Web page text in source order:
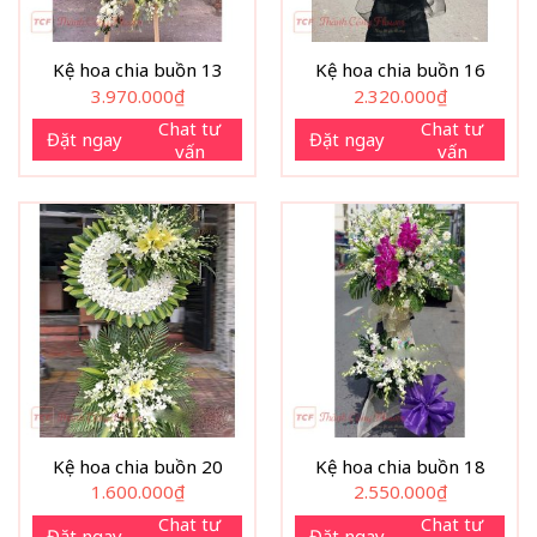
Kệ hoa chia buồn 13
3.970.000₫
Đặt ngay
Chat tư
vấn
Kệ hoa chia buồn 16
2.320.000₫
Đặt ngay
Chat tư
vấn
Kệ hoa chia buồn 20
1.600.000₫
Chat tư
Kệ hoa chia buồn 18
2.550.000₫
Chat tư